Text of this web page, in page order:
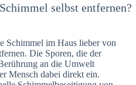
selbst entfernen?
Schimmel im Haus lieber von
Die Sporen, die der
an die Umwelt
Mensch dabei direkt ein.